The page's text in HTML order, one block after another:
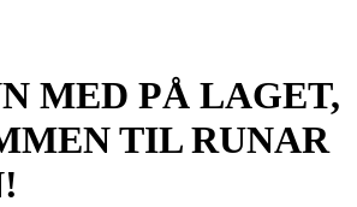
MED PÅ LAGET,
TIL RUNAR